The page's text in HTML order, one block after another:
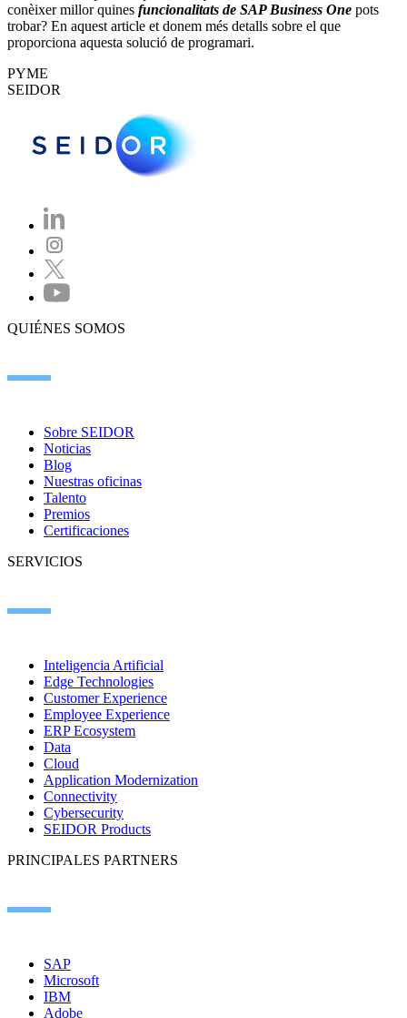
conèixer millor quines funcionalitats de SAP Business One pots
trobar? En aquest article et donem més detalls sobre el que
proporciona aquesta solució de programari.
PYME
SEIDOR
QUIÉNES SOMOS
Sobre SEIDOR
Noticias
Blog
Nuestras oficinas
Talento
Premios
Certificaciones
SERVICIOS
Inteligencia Artificial
Edge Technologies
Customer Experience
Employee Experience
ERP Ecosystem
Data
Cloud
Application Modernization
Connectivity
Cybersecurity
SEIDOR Products
PRINCIPALES PARTNERS
SAP
Microsoft
IBM
Adobe